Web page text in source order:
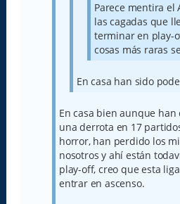
Parece mentira el
las cagadas que
terminar en play-
cosas más raras
En casa han sido
En casa bien aunque
una derrota en 17
horror, han perdido los
nosotros y ahí están
play-off, creo que esta
entrar en ascenso.